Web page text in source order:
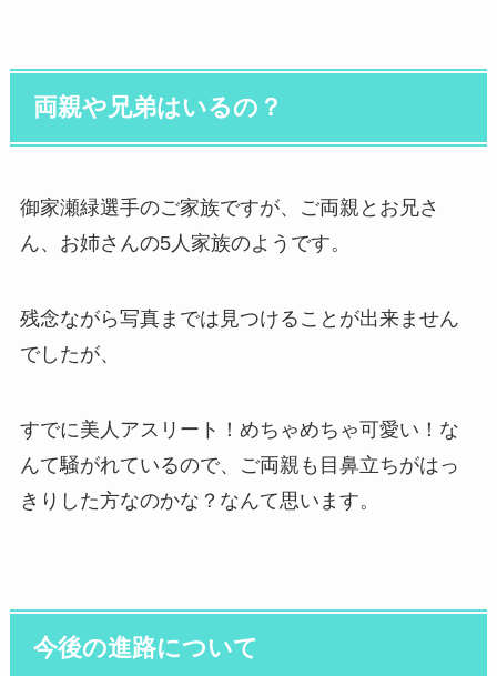
両親や兄弟はいるの？
御家瀬緑選手のご家族ですが、ご両親とお兄さ
ん、お姉さんの5人家族のようです。
残念ながら写真までは見つけることが出来ません
でしたが、
すでに美人アスリート！めちゃめちゃ可愛い！な
んて騒がれているので、ご両親も目鼻立ちがはっ
きりした方なのかな？なんて思います。
今後の進路について